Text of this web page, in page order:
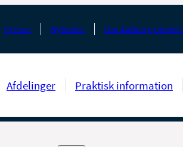
Presse Nyheder Om Aalborg
Afdelinger Praktisk information